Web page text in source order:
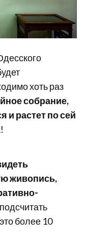
хоть раз
собрание,
и растет по сей
живопись,
более 10